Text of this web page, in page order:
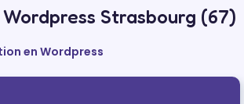
Strasbourg (67)
en Wordpress